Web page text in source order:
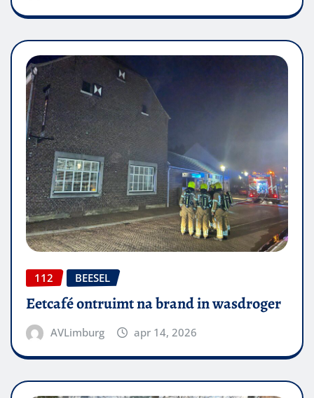
112 BEESEL
Eetcafé ontruimt na brand in wasdroger
AVLimburg apr 14, 2026